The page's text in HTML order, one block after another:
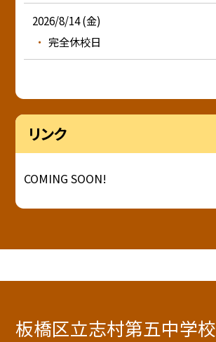
2026/8/14 (金)
完全休校日
リンク
COMING SOON!
板橋区立志村第五中学校